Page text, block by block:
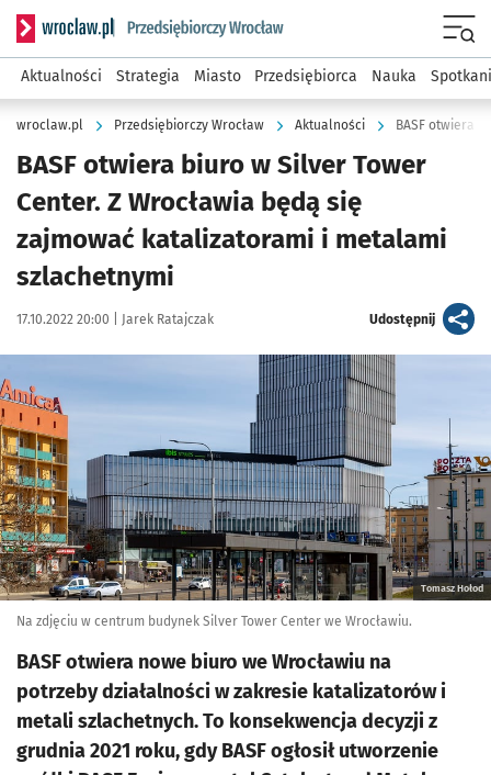
Serwis informacyjny wroclaw.pl podserwis: Strategia
Aktualności Strategia Miasto Przedsiębiorca Nauka
wroclaw.pl Przedsiębiorczy Wrocław Aktualności
BASF otwiera biuro w Silver Tower
Center. Z Wrocławia będą się
zajmować katalizatorami i metalami
szlachetnymi
Data publikacji:
17.10.2022 20:00 | Autor:
Jarek Ratajczak Udostępnijartykuł
Tomasz Hołod
Na zdjęciu w centrum budynek Silver Tower Center we Wrocławiu.
BASF otwiera nowe biuro we Wrocławiu na
potrzeby działalności w zakresie katalizatorów i
metali szlachetnych. To konsekwencja decyzji z
grudnia 2021 roku, gdy BASF ogłosił utworzenie